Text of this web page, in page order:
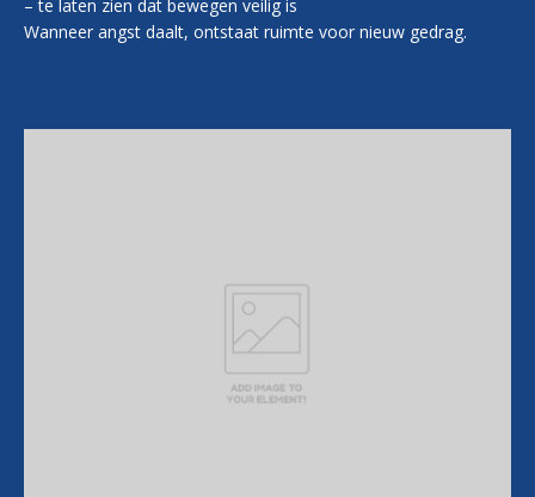
– te laten zien dat bewegen veilig is
Wanneer angst daalt, ontstaat ruimte voor nieuw gedrag.